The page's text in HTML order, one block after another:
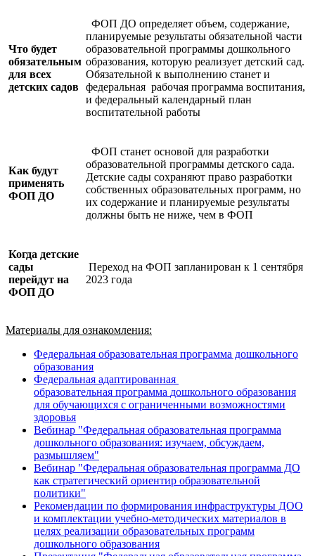
Что будет
обязательным
для всех
детских садов
ФОП ДО определяет объем, содержание,
планируемые результаты обязательной части
образовательной программы дошкольного
образования, которую реализует детский сад.
Обязательной к выполнению станет и
федеральная рабочая программа воспитания,
и федеральный календарный план
воспитательной работы
Как будут
применять
ФОП ДО
ФОП станет основой для разработки
образовательной программы детского сада.
Детские сады сохраняют право разработки
собственных образовательных программ, но
их содержание и планируемые результаты
должны быть не ниже, чем в ФОП
Когда детские
сады
перейдут на
ФОП ДО
Переход на ФОП запланирован к 1 сентября
2023 года
Материалы для ознакомления:
Федеральная образовательная программа дошкольного
образования
Федеральная адаптированная
образовательная программа дошкольного образования
для обучающихся с ограниченными возможностями
здоровья
Вебинар "Федеральная образовательная программа
дошкольного образования: изучаем, обсуждаем,
размышляем"
Вебинар "Федеральная образовательная программа ДО
как стратегический ориентир образовательной
политики"
Рекомендации по формирования инфраструктуры ДОО
и комплектации учебно-методических материалов в
целях реализации образовательных программ
дошкольного образования